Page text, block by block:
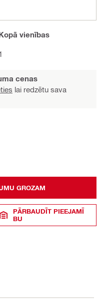
vienības
cenas
lai redzētu sava
GROZAM
PĀRBAUDĪT PIEEJAMĪ
BU